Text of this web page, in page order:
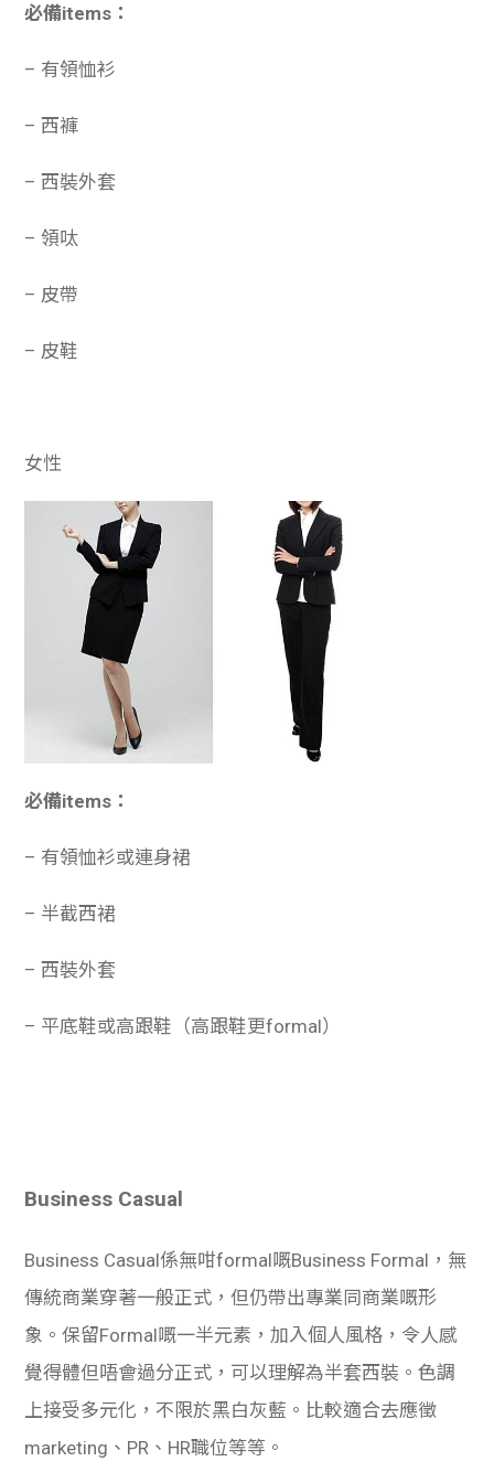
必備items：
– 有領恤衫
– 西褲
– 西裝外套
– 領呔
– 皮帶
– 皮鞋
女性
必備items：
– 有領恤衫或連身裙
– 半截西裙
– 西裝外套
– 平底鞋或高跟鞋（高跟鞋更formal）
Business Casual
Business Casual係無咁formal嘅Business Formal，無
傳統商業穿著一般正式，但仍帶出專業同商業嘅形
象。保留Formal嘅一半元素，加入個人風格，令人感
覺得體但唔會過分正式，可以理解為半套西裝。色調
上接受多元化，不限於黑白灰藍。比較適合去應徵
marketing、PR、HR職位等等。